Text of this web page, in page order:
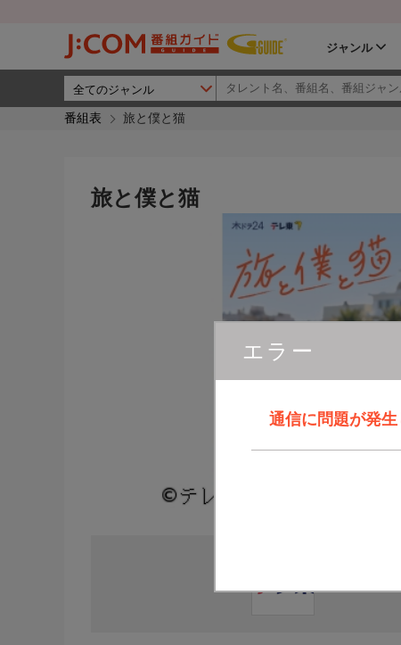
ジャンル
番組表 旅と僕と猫
エラー
通信に問題が発
旅と僕と猫